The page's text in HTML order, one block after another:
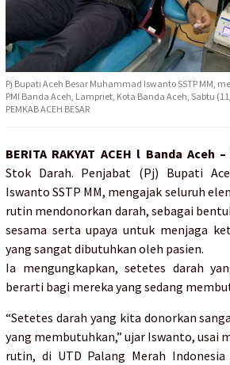
Pj Bupati Aceh Besar Muhammad Iswanto SSTP MM,
PMI Banda Aceh, Lampriet, Kota Banda Aceh, Sabtu
PEMKAB ACEH BESAR
BERITA RAKYAT ACEH l Banda Aceh –
Stok Darah. Penjabat (Pj) Bupati
Iswanto SSTP MM, mengajak seluruh
rutin mendonorkan darah, sebagai
sesama serta upaya untuk menjaga
yang sangat dibutuhkan oleh pasien.
Ia mengungkapkan, setetes darah
berarti bagi mereka yang sedang
“Setetes darah yang kita donorkan
yang membutuhkan,” ujar Iswanto, usai
rutin, di UTD Palang Merah